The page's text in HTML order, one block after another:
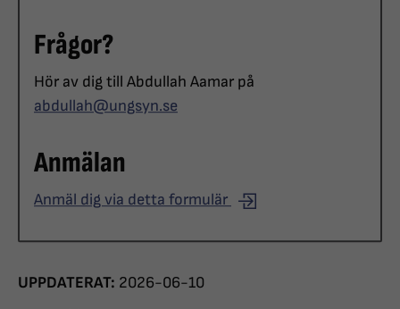
Frågor?
Hör av dig till Abdullah Aamar på
abdullah@ungsyn.se
Anmälan
Anmäl dig via detta formulär
UPPDATERAT: 2026-06-10